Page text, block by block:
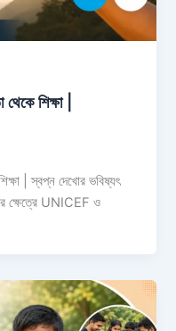
শিক্ষা |
| স্বপ্ন দেখোর ভবিষ্যৎ
ক্ষেত্রে UNICEF ও